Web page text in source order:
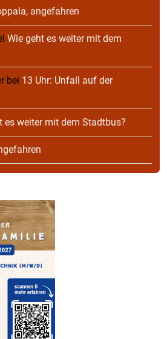
angefahren
Wie geht es weiter mit dem
bei 13 Uhr: Unfall auf der
es weiter mit dem Stadtbus?